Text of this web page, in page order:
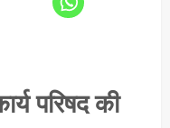
परिषद की